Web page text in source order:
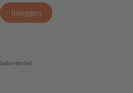
Inloggen
(advertentie)